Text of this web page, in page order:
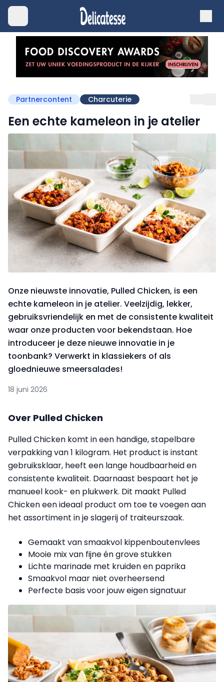
Partnercontent Charcuterie
Een echte kameleon in je atelier
Onze nieuwste innovatie, Pulled Chicken, is een
echte kameleon in je atelier. Veelzijdig, lekker,
gebruiksvriendelijk en met de consistente kwaliteit
waar onze producten voor bekendstaan. Hoe
introduceer je deze nieuwe innovatie in je
toonbank? Verwerkt in klassiekers of als
gloednieuwe smeersalades!
18 juni 2026
Over Pulled Chicken
Pulled Chicken komt in een handige, stapelbare
verpakking van 1 kilogram. Het product is instant
gebruiksklaar, heeft een lange houdbaarheid en
consistente kwaliteit. Daarnaast bespaart het je
manueel kook- en plukwerk. Dit maakt Pulled
Chicken een ideaal product om toe te voegen aan
het assortiment in je slagerij of traiteurszaak.
Gemaakt van smaakvol kippenboutenvlees
Mooie mix van fijne én grove stukken
Lichte marinade met kruiden en paprika
Smaakvol maar niet overheersend
Perfecte basis voor jouw eigen signatuur